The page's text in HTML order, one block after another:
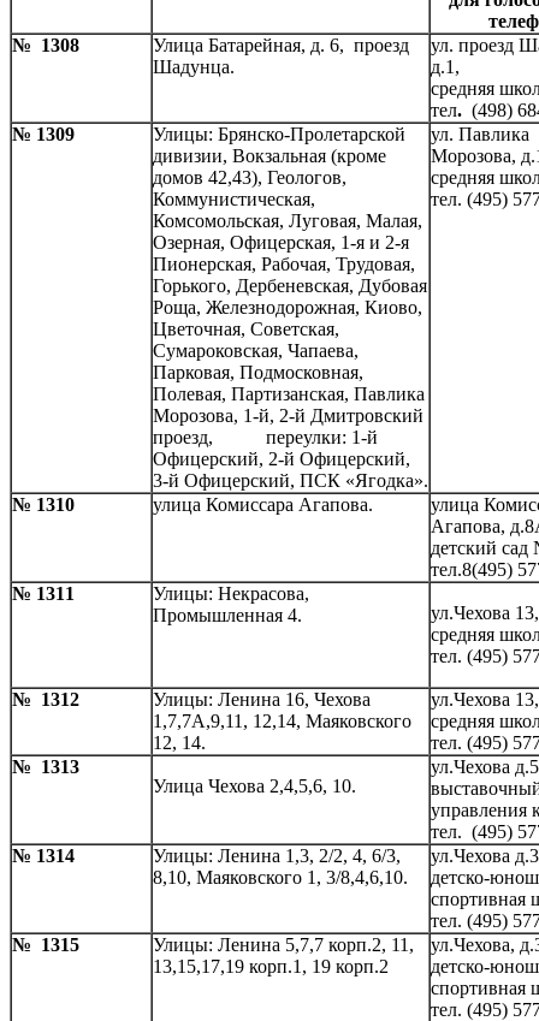
№ 1308
Улица Батарейная, д. 6, проезд
Шадунца.
ул. проезд
д.1,
средняя
тел. (498)
№ 1309
Улицы: Брянско-Пролетарской
дивизии, Вокзальная (кроме
домов 42,43), Геологов,
Коммунистическая,
Комсомольская, Луговая, Малая,
Озерная, Офицерская, 1-я и 2-я
Пионерская, Рабочая, Трудовая,
Горького, Дербеневская, Дубовая
Роща, Железнодорожная, Киово,
Цветочная, Советская,
Сумароковская, Чапаева,
Парковая, Подмосковная,
Полевая, Партизанская, Павлика
Морозова, 1-й, 2-й Дмитровский
проезд, переулки: 1-й
Офицерский, 2-й Офицерский,
3-й Офицерский, ПСК «Ягодка».
ул. Павлика
Морозова,
средняя
тел. (495)
№ 1310 улица Комиссара Агапова.
улица
Агапова,
детский
тел.8(495)
№ 1311
Улицы: Некрасова,
Промышленная 4.
ул.Чехова 13,
средняя
тел. (495)
№ 1312
Улицы: Ленина 16, Чехова
1,7,7А,9,11, 12,14, Маяковского
12, 14.
ул.Чехова 13,
средняя
тел. (495)
№ 1313
Улица Чехова 2,4,5,6, 10.
ул.Чехова
управления
тел. (495)
№ 1314
Улицы: Ленина 1,3, 2/2, 4, 6/3,
8,10, Маяковского 1, 3/8,4,6,10.
ул.Чехова
детско-
спортивная
тел. (495)
№ 1315
Улицы: Ленина 5,7,7 корп.2, 11,
13,15,17,19 корп.1, 19 корп.2
ул.Чехова,
детско-
спортивная
тел. (495)